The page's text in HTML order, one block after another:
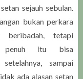
sejauh sebulan.
bukan perkara
beribadah, tetapi
penuh itu bisa
sampai
ada alasan setan